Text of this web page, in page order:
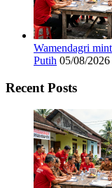
Wamendagri
Putih 05/08/2026
Recent Posts